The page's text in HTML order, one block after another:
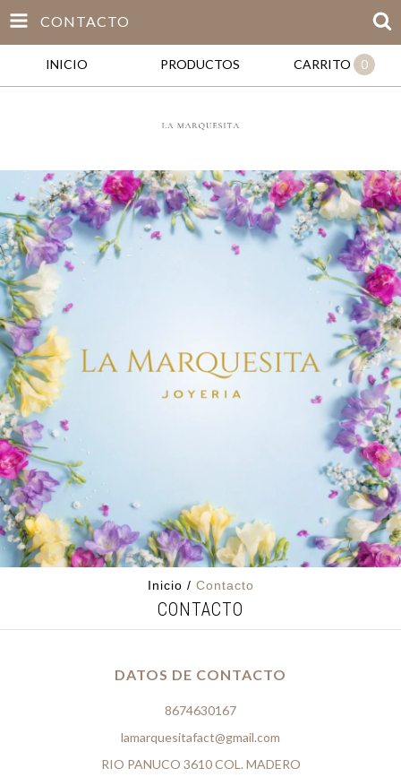
CONTACTO
INICIO PRODUCTOS CARRITO 0
Inicio / Contacto
CONTACTO
DATOS DE CONTACTO
8674630167
lamarquesitafact@gmail.com
RIO PANUCO 3610 COL. MADERO